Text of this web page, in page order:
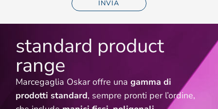
standard product
range
Marcegaglia Oskar offre unagamma di
prodotti standard, sempre pronti per l’ordine,